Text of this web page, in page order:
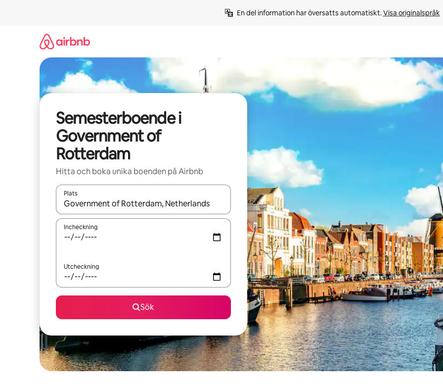
En del information har översatts automatiskt. Visa originalspråk
Semesterboende i
Government of
Rotterdam
Hitta och boka unika boenden på Airbnb
Plats
När resultaten är tillgängliga kan du navigera med upp- och nedåtpilarna eller utforska genom att trycka eller svepa.
Incheckning
Utcheckning
Sök